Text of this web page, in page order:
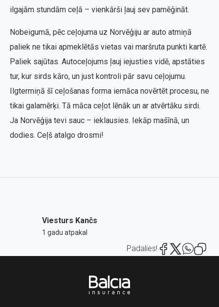
ilgajām stundām ceļā – vienkārši ļauj sev pamēģināt.
Nobeigumā, pēc ceļojuma uz Norvēģiju ar auto atmiņā
paliek ne tikai apmeklētās vietas vai maršruta punkti kartē.
Paliek sajūtas. Autoceļojums ļauj iejusties vidē, apstāties
tur, kur sirds kāro, un just kontroli pār savu ceļojumu.
Ilgtermiņā šī ceļošanas forma iemāca novērtēt procesu, ne
tikai galamērķi. Tā māca ceļot lēnāk un ar atvērtāku sirdi.
Ja Norvēģija tevi sauc – ieklausies. Iekāp mašīnā, un
dodies. Ceļš atalgo drosmi!
Viesturs Kančs
1 gadu atpakal
Padalies!